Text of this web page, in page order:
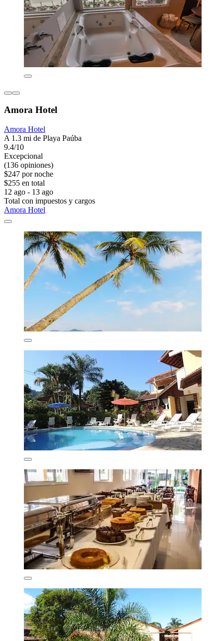
Amora Hotel
Amora Hotel
A 1.3 mi de Playa Paúba
9.4/10
Excepcional
(136 opiniones)
$247 por noche
$255 en total
12 ago - 13 ago
Total con impuestos y cargos
Amora Hotel